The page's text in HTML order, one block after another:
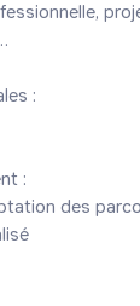
:
:
des